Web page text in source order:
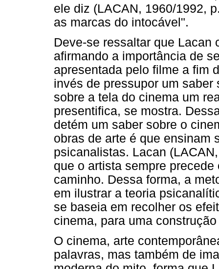
ele diz (LACAN, 1960/1992,
as marcas do intocável".
Deve-se ressaltar que Lacan
afirmando a importância de
apresentada pelo filme a fim
invés de pressupor um
sobre a tela do cinema um
presentifica, se mostra.
detém um saber sobre o
obras de arte é que ensinam
psicanalistas. Lacan
que o artista sempre
caminho. Dessa forma, a
em ilustrar a teoria
se baseia em recolher os
cinema, para uma
O cinema, arte
palavras, mas também de